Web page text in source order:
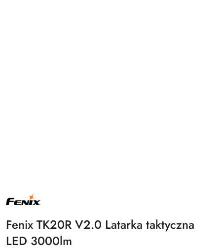
NAZWA
PRODUCENTA:
Fenix TK20R V2.0 Latarka taktyczna
LED 3000lm